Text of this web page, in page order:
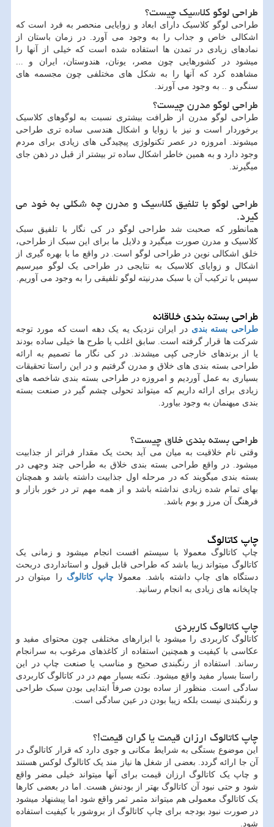
طراحی لوگو کلاسیک چیست؟
طراحی لوگو کلاسیک دارای ابعاد و زوایایی منحصر به فرد است که
اشکالی خاص و جذاب را به وجود می آورد. در زمان باستان از
نمادهای زیادی در تمدن ها استفاده شده است که خیلی از آنها را
میشود در کشورهایی چون مصر، یونان، هندوستان، ایران و ...
مشاهده کرد که آنها را به شکل های مختلفی چون مجسمه های
سنگی و .. به وجود می آورند.
طراحی لوگو مدرن چیست؟
طراحی لوگو مدرن از ظرافت بیشتری نسبت به لوگوهای کلاسیک
برخوردار است و نیز با زوایا و اشکال هندسی ساده تری طراحی
میشوند. امروزه در عصر تکنولوژی پیچیدگی های زیادی برای مردم
وجود دارد و به همین خاطر اشکال ساده تر بیشتر از قبل در ذهن جای
میگیرند.
طراحی لوگو با تلفیق کلاسیک و مدرن چه شکلی به خود می
گیرد.
همانطور که صحبت شد طراحی لوگو در کی نگار با تلفیق سبک
کلاسیک و مدرن صورت میگیرد و دلایل ما برای این سبک از طراحی،
خلق اشکالی نوین در طراحی لوگو است. در واقع ما با بهره گیری از
اشکال و زوایای کلاسیک به نتایجی در طراحی یک لوگو میرسیم
سپس با ترکیب آن با سبک مدرنیته لوگو تلفیقی را به وجود می آوریم.
طراحی بسته بندی خلاقانه
طراحی بسته بندی در ایران نزدیک یه یک دهه است که مورد توجه
شرکت ها قرار گرفته است. سابق اغلب یا طرح ها خیلی ساده بودند
یا از برندهای خارجی کپی میشدند. در کی نگار ما تصمیم به ارائه
طراحی بسته بندی های خلاق و مدرن گرفتیم و در این راستا تحقیقات
بسیاری به عمل آوردیم و امروزه در طراحی بسته بندی شاخصه های
زیادی برای ارائه داریم که میتواند تحولی چشم گیر در صنعت بسته
بندی میهنمان به وجود بیاورد.
طراحی بسته بندی خلاق چیست؟
وقتی نام خلاقیت به میان می آید بحث یک مقدار فراتر از جذابیت
میشود. در واقع طراحی بسته بندی خلاق به طراحی چند وجهی در
بسته بندی میگویند که در مرحله اول جذابیت داشته باشد و همچنان
بهای تمام شده زیادی نداشته باشد و از همه مهم تر در خور بازار و
فرهنگ آن مرز و بوم باشد.
چاپ کاتالوگ
چاپ کاتالوگ معمولا با سیستم افست انجام میشود و زمانی یک
کاتالوگ میتواند زیبا باشد که طراحی قابل قبول و استانداردی دربحث
دستگاه های چاپ داشته باشد. معمولاچاپ کاتالوگ را میتوان در
چاپخانه های زیادی به انجام رسانید.
چاپ کاتالوگ کاربردی
کاتالوگ کاربردی را میشود با ابزارهای مختلفی چون محتوای مفید و
عکاسی با کیفیت و همچنین استفاده از کاغذهای مرغوب به سرانجام
رساند. استفاده از رنگبندی صحیح و مناسب یا صنعت چاپ در این
راستا بسیار مفید واقع میشود. نکته بسیار مهم در در کاتالوگ کاربردی
سادگی است. منظور از ساده بودن صرفاً ابتدایی بودن سبک طراحی
و رنگبندی نیست بلکه زیبا بودن در عین سادگی است.
چاپ کاتالوگ ارزان قیمت یا گران قیمت!؟
این موضوع بستگی به شرایط مکانی و جوی دارد که قرار کاتالوگ در
آن جا ارائه گردد. بعضی از شغل ها نیاز مند یک کاتالوگ لوکس هستند
و چاپ یک کاتالوگ ارزان قیمت برای آنها میتواند خیلی مضر واقع
شود و حتی نبود آن کاتالوگ بهتر از بودنش هست. اما در بعضی کارها
یک کاتالوگ معمولی هم میتواند مثمر ثمر واقع شود اما پیشنهاد میشود
در صورت نبود بودجه برای چاپ کاتالوگ از بروشور با کیفیت استفاده
شود.